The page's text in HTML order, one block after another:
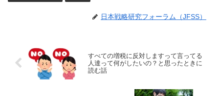
日本戦略研究フォーラム（JFSS）
すべての増税に反対しますって言ってる
人達って何がしたいの？と思ったときに
読む話